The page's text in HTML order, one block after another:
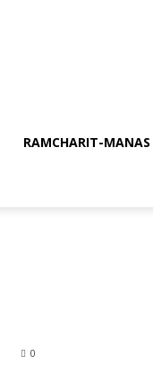
RAMCHARIT-MANAS
0